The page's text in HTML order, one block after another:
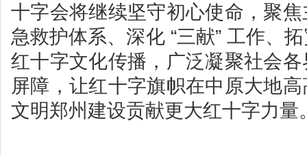
十字会将继续坚守初心使命，聚
急救护体系、深化 “三献” 工作、
红十字文化传播，广泛凝聚社会
屏障，让红十字旗帜在中原大地
文明郑州建设贡献更大红十字力量